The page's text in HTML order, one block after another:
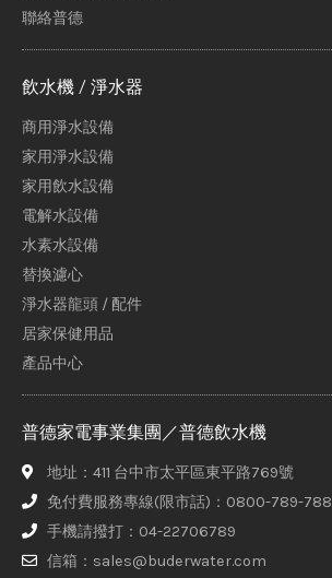
聯絡普德
飲水機 / 淨水器
商用淨水設備
家用淨水設備
家用飲水設備
電解水設備
水素水設備
替換濾心
淨水器龍頭 / 配件
居家保健用品
產品中心
普德家電事業集團／普德飲水機
地址：411 台中市太平區東平路769號
免付費服務專線(限市話)：0800-789-788
手機請撥打：04-22706789
信箱：sales@buderwater.com